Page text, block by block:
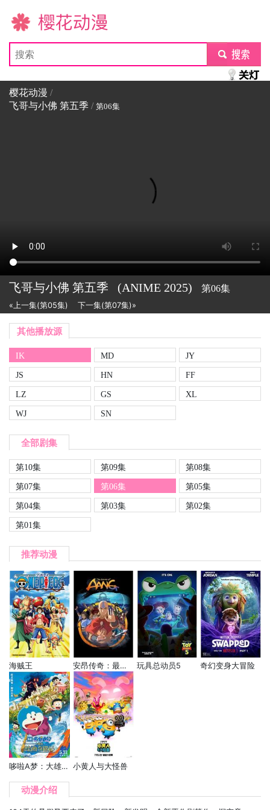
樱花动漫
submit
樱花动漫 /
飞哥与小佛 第五季 / 第06集
飞哥与小佛 第五季 (ANIME 2025) 第06集
«上一集(第05集) 下一集(第07集)»
其他播放源
IK MD
JY
JS
HN
FF
LZ
GS
XL
WJ
SN
全部剧集
第10集 第09集
第08集
第07集
第06集
第05集
第04集
第03集
第02集
第01集
推荐动漫
海贼王 安昂传奇：最后的气宗 玩具总动员5 奇幻变身大冒险
哆啦A梦：大雄的绘画奇遇记 小黄人与大怪兽
动漫介绍